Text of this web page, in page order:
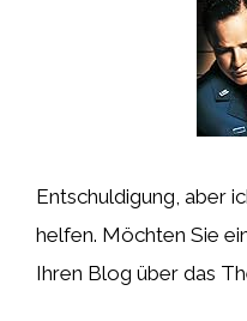
Entschuldigung, aber
helfen. Möchten Sie
Ihren Blog über das